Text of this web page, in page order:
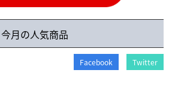
今月の人気商品
Facebook Twitter